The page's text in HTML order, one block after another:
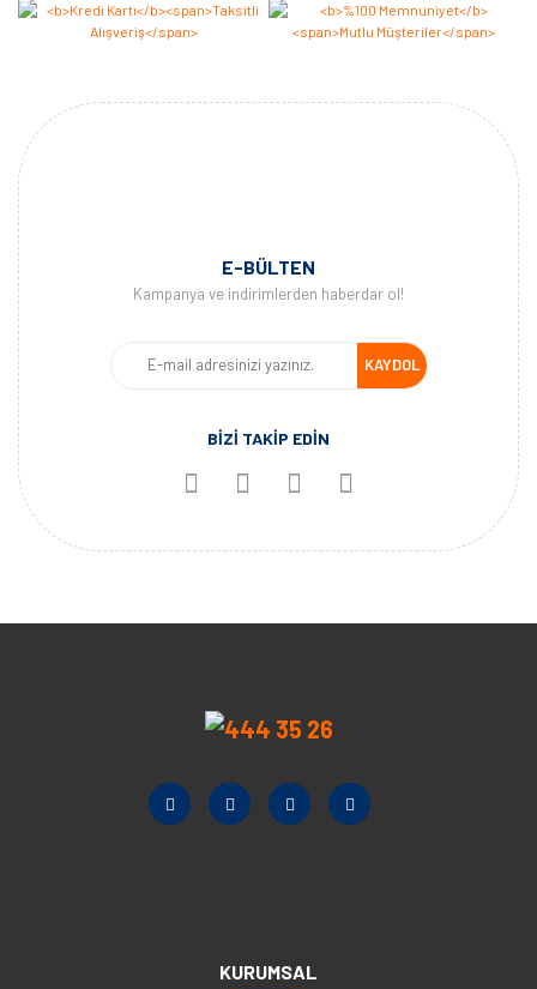
E-BÜLTEN
Kampanya ve indirimlerden haberdar ol!
KAYDOL
BİZİ TAKİP EDİN
KURUMSAL